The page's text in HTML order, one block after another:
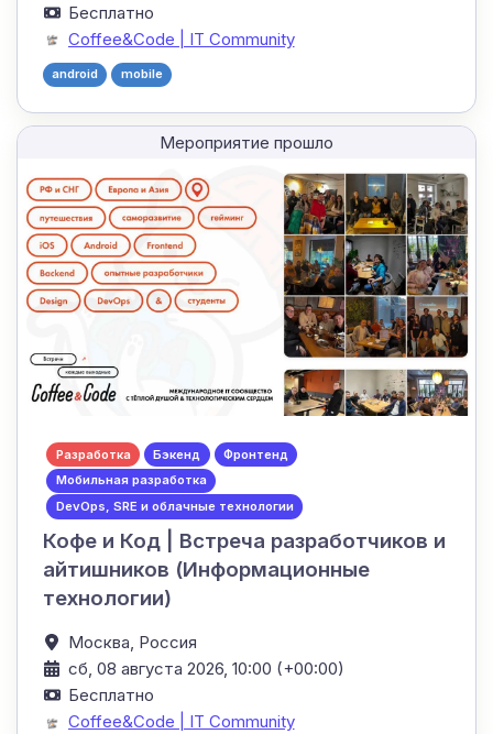
Бесплатно
Coffee&Code | IT Community
android mobile
Мероприятие прошло
Разработка Бэкенд
Фронтенд
Мобильная разработка
DevOps, SRE и облачные технологии
Кофе и Код | Встреча разработчиков и
айтишников (Информационные
технологии)
Москва, Россия
сб, 08 августа 2026, 10:00 (+00:00)
Бесплатно
Coffee&Code | IT Community